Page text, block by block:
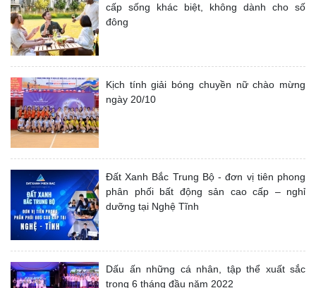
cấp sống khác biệt, không dành cho số
đông
Kịch tính giải bóng chuyền nữ chào mừng
ngày 20/10
Đất Xanh Bắc Trung Bộ - đơn vị tiên phong
phân phối bất động sản cao cấp – nghỉ
dưỡng tại Nghệ Tĩnh
Dấu ấn những cá nhân, tập thể xuất sắc
trong 6 tháng đầu năm 2022